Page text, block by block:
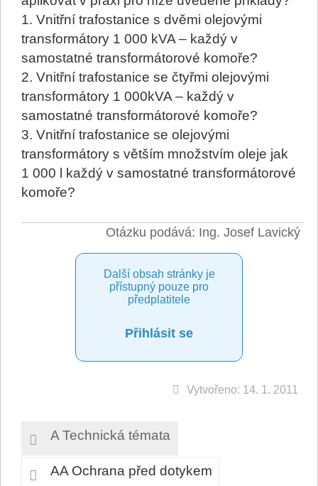
1. Vnitřní trafostanice s dvěmi olejovými
transformátory 1 000 kVA – každý v
samostatné transformátorové komoře?
2. Vnitřní trafostanice se čtyřmi olejovými
transformátory 1 000kVA – každý v
samostatné transformátorové komoře?
3. Vnitřní trafostanice se olejovými
transformátory s větším množstvím oleje jak
1 000 l každý v samostatné transformátorové
komoře?
Otázku podává: Ing. Josef Lavický
Další obsah stránky je
přístupný pouze pro
předplatitele
Přihlásit se
Vytvořeno: 14. 1. 2011
A Technická témata
AA Ochrana před dotykem